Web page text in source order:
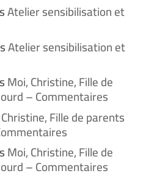
Atelier sensibilisation et
Atelier sensibilisation et
Moi, Christine, Fille de
– Commentaires
Fille de parents
Moi, Christine, Fille de
– Commentaires